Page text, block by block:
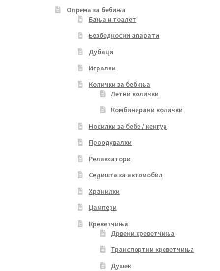
Опрема за бебиња
Бања и тоалет
Безбедносни апарати
Дубаци
Игрални
Колички за бебиња
Летни колички
Комбинирани колички
Носилки за бебе / кенгур
Проодувалки
Релаксатори
Седишта за автомобил
Хранилки
Џампери
Креветчиња
Дрвени креветчиња
Транспортни креветчиња
Душек